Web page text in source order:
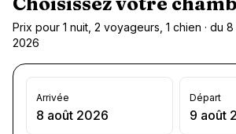
Prix pour 1 nuit, 2 voyageurs, 1 chien · du
2026
Arrivée
8 août 2026
Départ
9 août